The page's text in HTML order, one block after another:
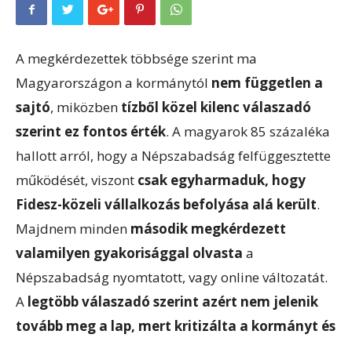
A megkérdezettek többsége szerint ma
Magyarországon a kormánytól nem független a
sajtó, miközben tízből közel kilenc válaszadó
szerint ez fontos érték. A magyarok 85 százaléka
hallott arról, hogy a Népszabadság felfüggesztette
működését, viszont csak egyharmaduk, hogy
Fidesz-közeli vállalkozás befolyása alá került.
Majdnem minden második megkérdezett
valamilyen gyakorisággal olvasta a
Népszabadság nyomtatott, vagy online változatát.
A legtöbb válaszadó szerint azért nem jelenik
tovább meg a lap, mert kritizálta a kormányt és